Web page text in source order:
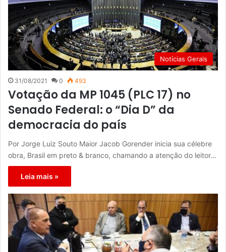
Notícias Gerais
31/08/2021 0 493
Votação da MP 1045 (PLC 17) no
Senado Federal: o “Dia D” da
democracia do país
Por Jorge Luiz Souto Maior Jacob Gorender inicia sua célebre
obra, Brasil em preto & branco, chamando a atenção do leitor…
Leia mais »